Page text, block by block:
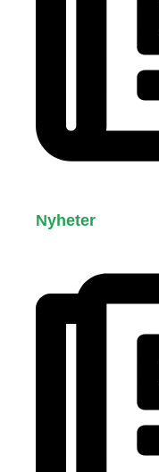
Nyheter